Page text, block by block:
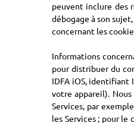
peuvent inclure des
débogage à son
concernant les
Informations
pour distribuer du
IDFA iOS,
votre appareil).
Services, par
les Services ; pour